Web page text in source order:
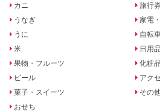
カニ
うなぎ
うに
米
果物・フルーツ
ビール
菓子・スイーツ
おせち
旅行
家電
自転
日用品
化粧品
アク
その